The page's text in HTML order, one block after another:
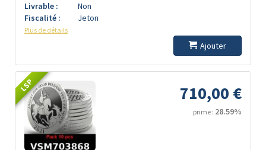
Livrable :
Non
Fiscalité :
Jeton
Plus de détails
Ajouter
LSP 710,00 €
prime : 28.59%